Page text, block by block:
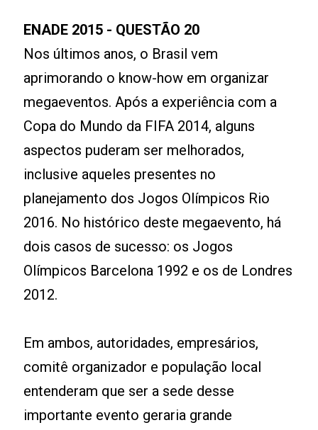
ENADE 2015 - QUESTÃO 20
Nos últimos anos, o Brasil vem
aprimorando o know-how em organizar
megaeventos. Após a experiência com a
Copa do Mundo da FIFA 2014, alguns
aspectos puderam ser melhorados,
inclusive aqueles presentes no
planejamento dos Jogos Olímpicos Rio
2016. No histórico deste megaevento, há
dois casos de sucesso: os Jogos
Olímpicos Barcelona 1992 e os de Londres
2012.
Em ambos, autoridades, empresários,
comitê organizador e população local
entenderam que ser a sede desse
importante evento geraria grande